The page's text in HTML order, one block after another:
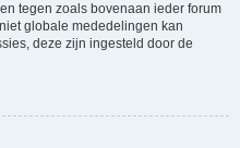
tegen zoals bovenaan ieder forum
globale mededelingen kan
deze zijn ingesteld door de